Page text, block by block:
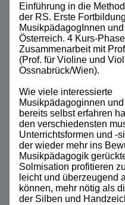
Einführung in die
der RS. Erste
MusikpädagogInnen
Österreich. 4 Kurs-
Zusammenarbeit mit
(Prof. für Violine und
Ossnabrück/Wien).
Wie viele interessierte
Musikpädagoginnen
bereits selbst erfahren
den verschiedensten
Unterrichtsformen und -
der wieder mehr ins
Musikpädagogik
Solmisation profitieren
leicht und überzeugend
können, mehr nötig als
der Silben und